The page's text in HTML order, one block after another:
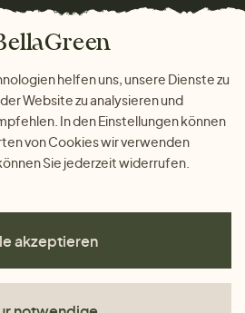
helfen uns, unsere Dienste zu
Website zu analysieren und
In den Einstellungen können
von Cookies wir verwenden
Sie jederzeit widerrufen.
akzeptieren